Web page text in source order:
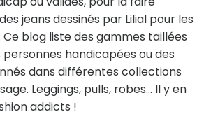
jeans dessinés par Lilial pour les
blog liste des gammes taillées
handicapées ou des
dans différentes collections
Leggings, pulls, robes... Il y en
addicts !